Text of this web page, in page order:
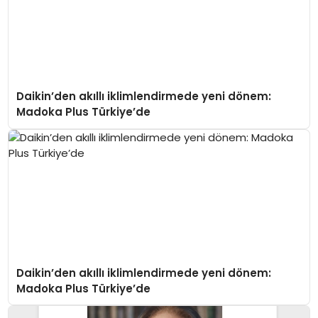
Daikin’den akıllı iklimlendirmede yeni dönem:
Madoka Plus Türkiye’de
Daikin’den akıllı iklimlendirmede yeni dönem:
Madoka Plus Türkiye’de